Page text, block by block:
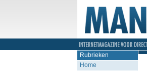
Rubrieken
Home